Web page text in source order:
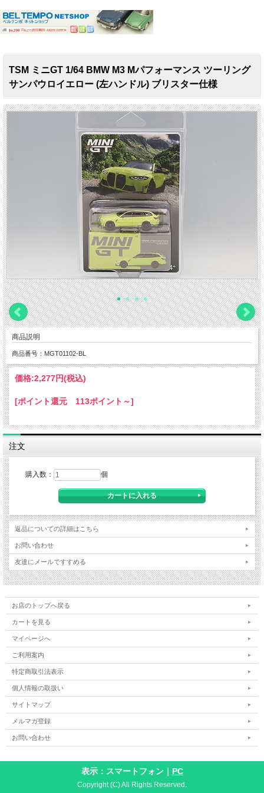
TSM ミニGT 1/64 BMW M3 Mパフォーマンス ツーリング
サンパウロイエロー (左ハンドル) ブリスター仕様
商品説明
商品番号：MGT01102-BL
価格:2,277円(税込)
[ポイント還元 113ポイント～]
注文
購入数： 個
返品についての詳細はこちら
お問い合わせ
友達にメールですすめる
お店のトップへ戻る
カートを見る
マイページへ
ご利用案内
特定商取引法表示
個人情報の取扱い
サイトマップ
メルマガ登録
お問い合わせ
表示：スマートフォン｜ PC
Copyright (C) All Rights Reserved.